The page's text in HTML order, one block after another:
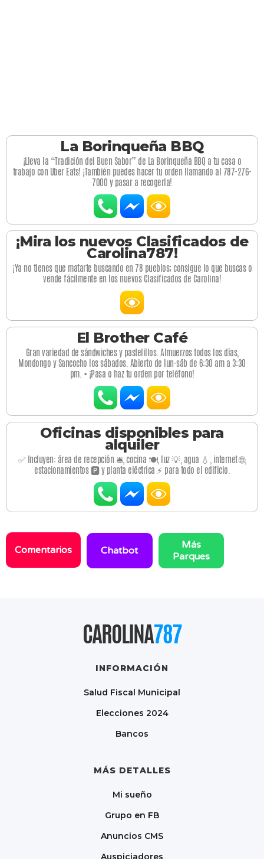
La Borinqueña BBQ
¡Lleva la “Tradición del Buen Sabor” de La Borinqueña BBQ a tu casa o
trabajo con Uber Eats! ¡También puedes hacer tu orden llamando al 787-276-
7000 y pasar a recogerla!
¡Mira los nuevos Clasificados de
Carolina787!
¡Ya no tienes que matarte buscando en 78 pueblos; consigue lo que buscas o
vende fácilmente en los nuevos Clasificados de Carolina!
El Brother Café
Gran variedad de sándwiches y pastelillos. Almuerzos todos los días,
Mondongo y Sancocho los sábados. Abierto de lun-sáb de 6:30 am a 3:30
pm. • ¡Pasa o haz tu orden por teléfono!
Oficinas disponibles para
alquiler
✅ Incluyen: área de recepción 🛎️, cocina 🍽️, luz 💡, agua 💧, internet 🌐,
estacionamientos 🅿️ y planta eléctrica ⚡ para todo el edificio.
Comentarios Chatbot
Más
Parques
CAROLINA787
INFORMACIÓN
Salud Fiscal Municipal
Elecciones 2024
Bancos
MÁS DETALLES
Mi sueño
Grupo en FB
Anuncios CMS